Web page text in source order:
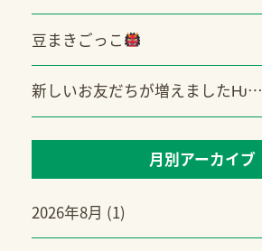
豆まきごっこ
新しいお友だちが増えましたǶ…
月別アーカイブ
2026年8月 (1)